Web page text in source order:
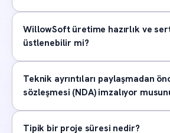
WillowSoft üretime hazırlık ve
üstlenebilir mi?
Teknik ayrıntıları paylaşmadan
sözleşmesi (NDA) imzalıyor
Tipik bir proje süresi nedir?